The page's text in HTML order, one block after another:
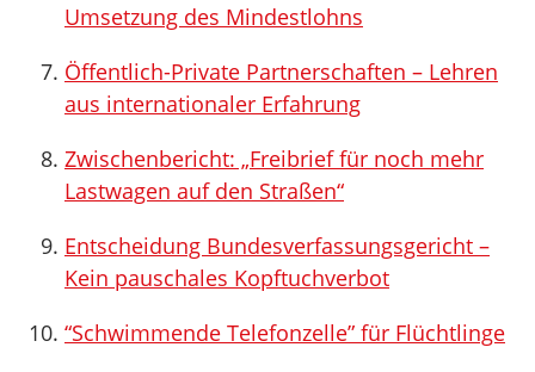
Umsetzung des Mindestlohns
Öffentlich-Private Partnerschaften – Lehren
aus internationaler Erfahrung
Zwischenbericht: „Freibrief für noch mehr
Lastwagen auf den Straßen“
Entscheidung Bundesverfassungsgericht –
Kein pauschales Kopftuchverbot
“Schwimmende Telefonzelle” für Flüchtlinge